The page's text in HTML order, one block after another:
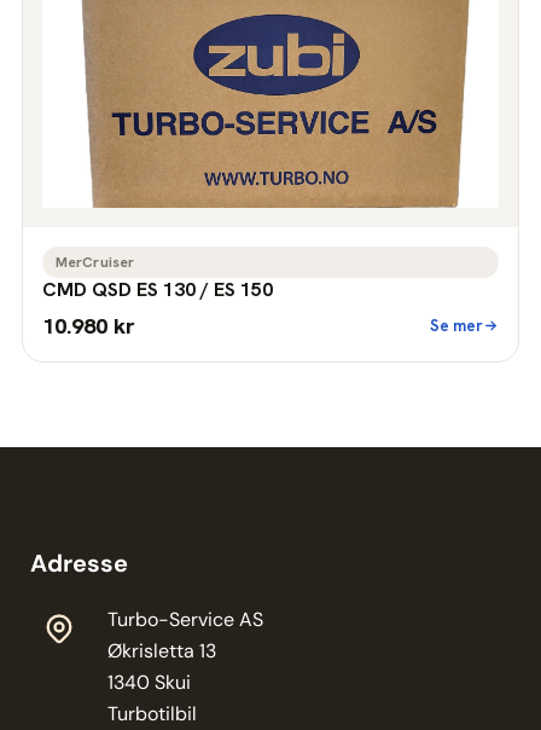
MerCruiser
CMD QSD ES 130 / ES 150
10.980 kr Se mer
Adresse
Turbo-Service AS
Økrisletta 13
1340 Skui
Turbotilbil